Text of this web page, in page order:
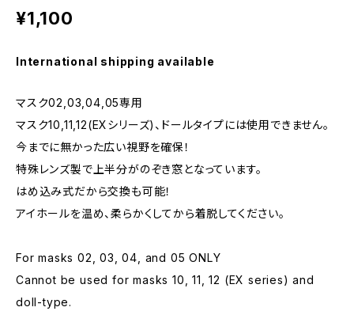
¥1,100
International shipping available
マスク02,03,04,05専用
マスク10,11,12(EXシリーズ)、ドールタイプには使用できません。
今までに無かった広い視野を確保！
特殊レンズ製で上半分がのぞき窓となっています。
はめ込み式だから交換も可能！
アイホールを温め、柔らかくしてから着脱してください。
For masks 02, 03, 04, and 05 ONLY
Cannot be used for masks 10, 11, 12 (EX series) and
doll-type.